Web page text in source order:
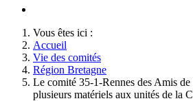
Vous êtes ici :
Accueil
Vie des comités
Région Bretagne
Le comité 35-1-Rennes des Amis
plusieurs matériels aux unités de la